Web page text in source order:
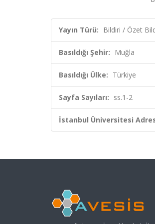
Yayın Türü: Bildiri / Özet
Basıldığı Şehir: Muğla
Basıldığı Ülke: Türkiye
Sayfa Sayıları: ss.1-2
İstanbul Üniversitesi